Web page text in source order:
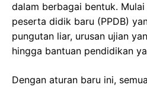
dalam berbagai bentuk.
peserta didik baru (PPDB)
pungutan liar, urusan ujian
hingga bantuan pendidikan
Dengan aturan baru ini,